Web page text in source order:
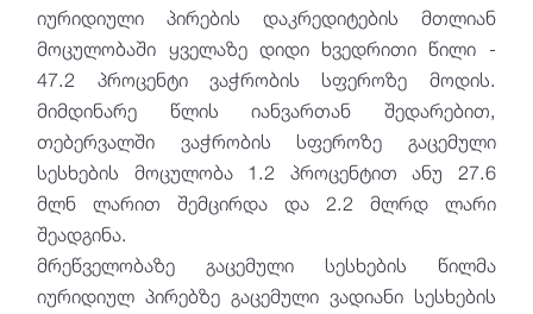
იურიდიული პირების დაკრედიტების მთლიან
მოცულობაში ყველაზე დიდი ხვედრითი წილი -
47.2 პროცენტი ვაჭრობის სფეროზე მოდის.
მიმდინარე წლის იანვართან შედარებით,
თებერვალში ვაჭრობის სფეროზე გაცემული
სესხების მოცულობა 1.2 პროცენტით ანუ 27.6
მლნ ლარით შემცირდა და 2.2 მლრდ ლარი
შეადგინა.
მრეწველობაზე გაცემული სესხების წილმა
იურიდიულ პირებზე გაცემული ვადიანი სესხების